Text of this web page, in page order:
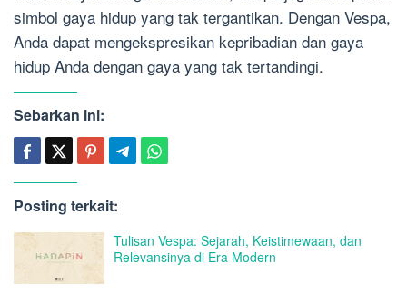
simbol gaya hidup yang tak tergantikan. Dengan Vespa,
Anda dapat mengekspresikan kepribadian dan gaya
hidup Anda dengan gaya yang tak tertandingi.
Sebarkan ini:
Posting terkait:
Tulisan Vespa: Sejarah, Keistimewaan, dan
Relevansinya di Era Modern